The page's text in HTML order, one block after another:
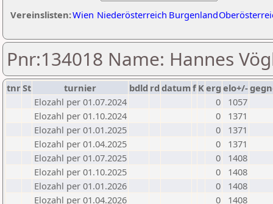
Vereinslisten:Wien Niederösterreich Burgenland
Pnr:134018 Name: Hannes
tnrSt turnier bdld rd datumf Kerg elo+/-
Elozahl per 01.07.2024
0
1057
Elozahl per 01.10.2024
0
1371
Elozahl per 01.01.2025
0
1371
Elozahl per 01.04.2025
0
1371
Elozahl per 01.07.2025
0
1408
Elozahl per 01.10.2025
0
1408
Elozahl per 01.01.2026
0
1408
Elozahl per 01.04.2026
0
1408